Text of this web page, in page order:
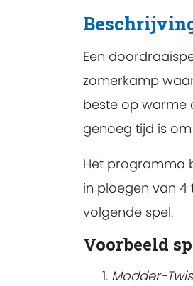
Een
zomerkamp
beste op warme
genoeg tijd is
Het programma
in ploegen van
volgende spel.
Voorbeeld
Modder-